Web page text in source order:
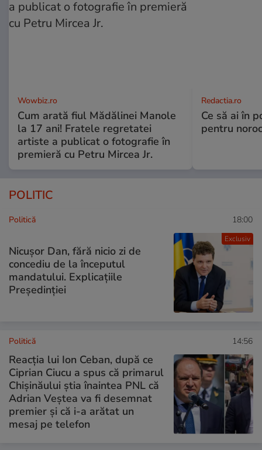
Wowbiz.ro
Cum arată fiul Mădălinei Manole
la 17 ani! Fratele regretatei
artiste a publicat o fotografie în
premieră cu Petru Mircea Jr.
Redactia.ro
Ce să ai în
pentru
POLITIC
Exclusiv
Politică 18:00
Nicușor Dan, fără nicio zi de
concediu de la începutul
mandatului. Explicațiile
Președinției
Politică 14:56
Reacția lui Ion Ceban, după ce
Ciprian Ciucu a spus că primarul
Chișinăului știa înaintea PNL că
Adrian Veștea va fi desemnat
premier și că i-a arătat un
mesaj pe telefon